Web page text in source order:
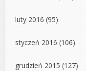
luty 2016 (95)
styczeń 2016 (106)
grudzień 2015 (127)